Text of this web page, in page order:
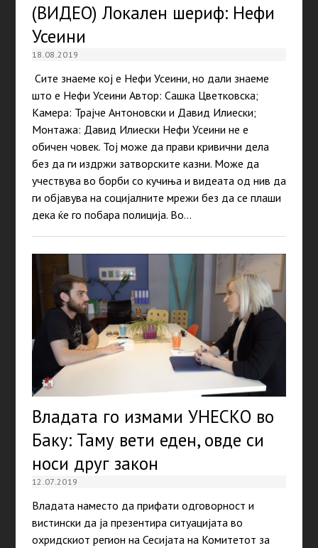
(ВИДЕО) Локален шериф: Нефи
Усеини
18.08.2019
Сите знаеме кој е Нефи Усеини, но дали знаеме
што е Нефи Усеини Автор: Сашка Цветковска;
Камера: Трајче Антоновски и Давид Илиески;
Монтажа: Давид Илиески Нефи Усеини не е
обичен човек. Тој може да прави кривични дела
без да ги издржи затворските казни. Може да
учествува во борби со кучиња и видеата од нив да
ги објавува на социјалните мрежи без да се плаши
дека ќе го побара полиција. Во…
Владата го измами УНЕСКО во
Баку: Таму вети еден, овде си
носи друг закон
12.07.2019
Владата наместо да прифати одговорност и
вистински да ја презентира ситуацијата во
охридскиот регион на Сесијата на Комитетот за